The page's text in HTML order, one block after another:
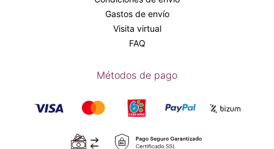
Gastos de envío
Visita virtual
FAQ
Métodos de pago